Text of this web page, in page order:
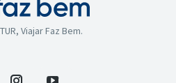
Viajar Faz Bem.